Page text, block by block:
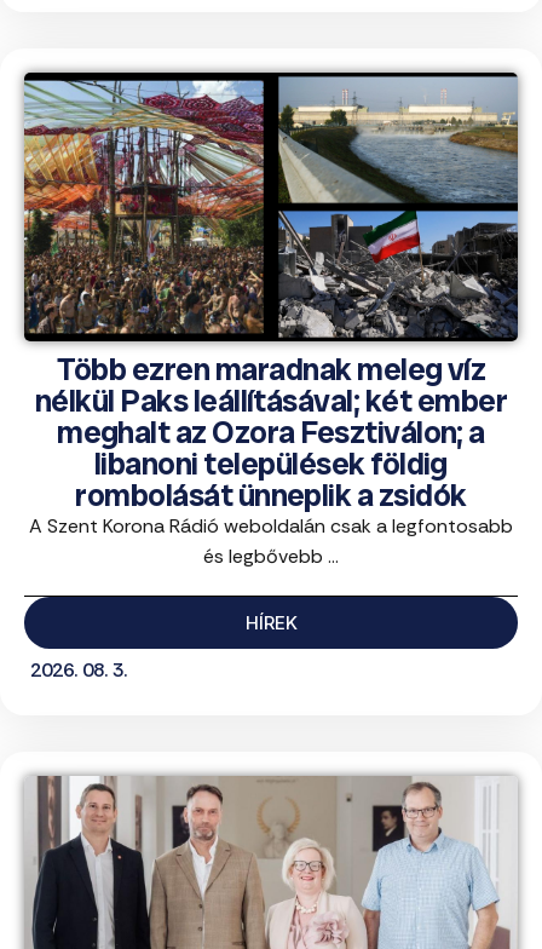
Több ezren maradnak meleg víz
nélkül Paks leállításával; két ember
meghalt az Ozora Fesztiválon; a
libanoni települések földig
rombolását ünneplik a zsidók
A Szent Korona Rádió weboldalán csak a legfontosabb
és legbővebb ...
HÍREK
2026. 08. 3.